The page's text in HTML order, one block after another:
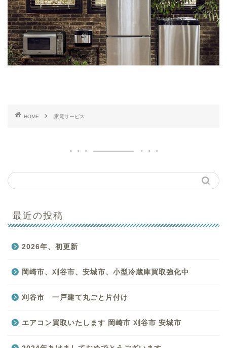
HOME 家電サービス
最近の投稿
2026年、初更新
岡崎市、刈谷市、安城市、小型冷蔵庫買取強化中
刈谷市 一戸建て丸ごと片付け
エアコン買取いたします 岡崎市 刈谷市 安城市
はじめての方へ
お客様の声